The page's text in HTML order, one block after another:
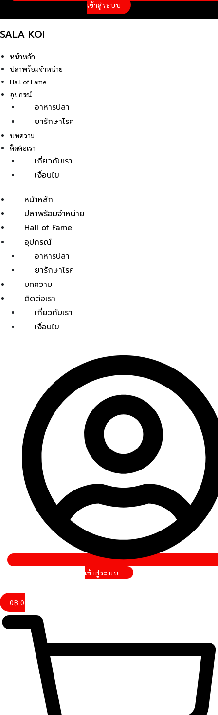
เข้าสู่ระบบ
SALA KOI
หน้าหลัก
ปลาพร้อมจำหน่าย
Hall of Fame
อุปกรณ์
อาหารปลา
ยารักษาโรค
บทความ
ติดต่อเรา
เกี่ยวกับเรา
เงื่อนไข
หน้าหลัก
ปลาพร้อมจำหน่าย
Hall of Fame
อุปกรณ์
อาหารปลา
ยารักษาโรค
บทความ
ติดต่อเรา
เกี่ยวกับเรา
เงื่อนไข
เข้าสู่ระบบ
0฿ 0